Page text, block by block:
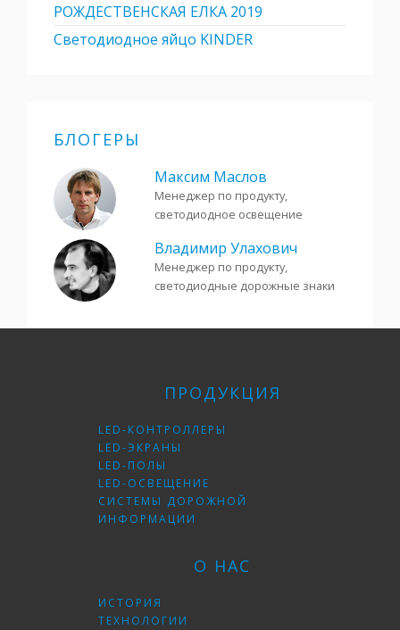
РОЖДЕСТВЕНСКАЯ ЕЛКА 2019
Светодиодное яйцо KINDER
БЛОГЕРЫ
Максим Маслов
Менеджер по продукту,
светодиодное освещение
Владимир Улахович
Менеджер по продукту,
светодиодные дорожные знаки
ПРОДУКЦИЯ
LED-КОНТРОЛЛЕРЫ
LED-ЭКРАНЫ
LED-ПОЛЫ
LED-ОСВЕЩЕНИЕ
СИСТЕМЫ ДОРОЖНОЙ
ИНФОРМАЦИИ
О НАС
ИСТОРИЯ
ТЕХНОЛОГИИ